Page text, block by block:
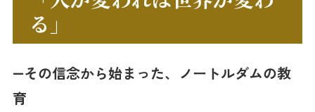
る」
―その信念から始まった、ノートルダムの教
育